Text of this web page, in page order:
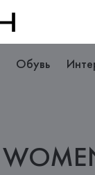
Обувь